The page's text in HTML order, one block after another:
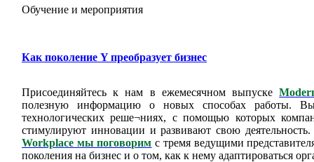
Обучение и мероприятия
Как поколение Y преобразует бизнес
Присоединяйтесь к нам в ежемесячном выпуске
полезную информацию о новых способах работы. Вы
технологических реше¬ниях, с помощью которых
стимулируют инновации и развивают свою
Workplace мы поговорим с тремя ведущими
поколения на бизнес и о том, как к нему адаптироваться